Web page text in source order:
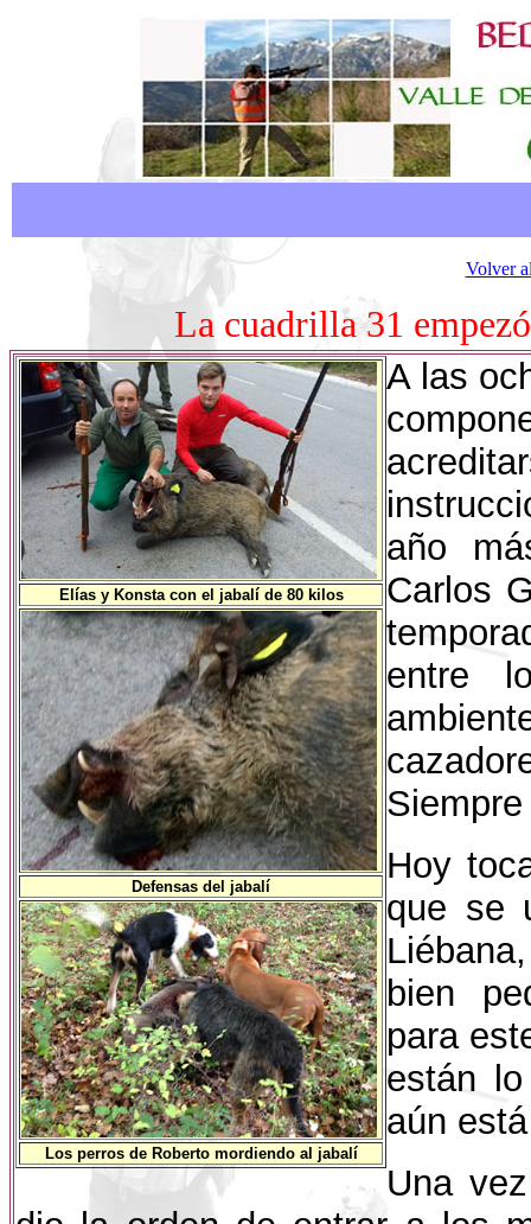
Volver
La cuadrilla 31
Elías y Konsta con el jabalí de 80 kilos
Defensas del jabalí
Los perros de Roberto mordiendo al jabalí
A las
año
Carlos
entre
Hoy
que se
bien
para
están
aún
Una